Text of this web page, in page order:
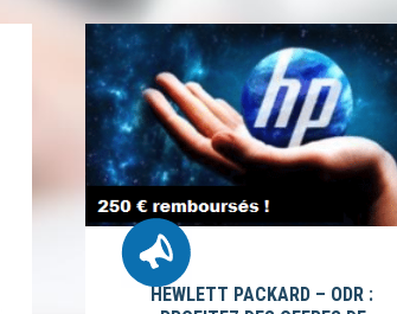
HEWLETT PACKARD – ODR :